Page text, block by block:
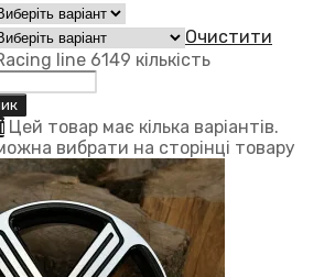
Очистити
line 6149 кількість
Цей товар має кілька варіантів.
вибрати на сторінці товару